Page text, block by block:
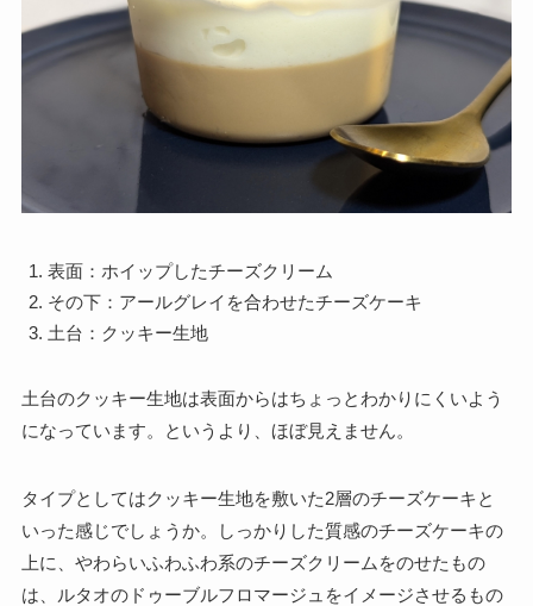
表面：ホイップしたチーズクリーム
その下：アールグレイを合わせたチーズケーキ
土台：クッキー生地
土台のクッキー生地は表面からはちょっとわかりにくいよう
になっています。というより、ほぼ見えません。
タイプとしてはクッキー生地を敷いた2層のチーズケーキと
いった感じでしょうか。しっかりした質感のチーズケーキの
上に、やわらいふわふわ系のチーズクリームをのせたもの
は、ルタオのドゥーブルフロマージュをイメージさせるもの